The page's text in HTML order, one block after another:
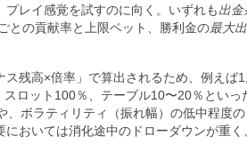
レイ感覚を試すのに向く。いずれも出金
との貢献率と上限ベット、勝利金の最大
残高×倍率」で算出されるため、例えば
スロット100％、テーブル10〜20％といっ
ボラティリティ（振れ幅）の低中程度の
おいては消化途中のドローダウンが重く